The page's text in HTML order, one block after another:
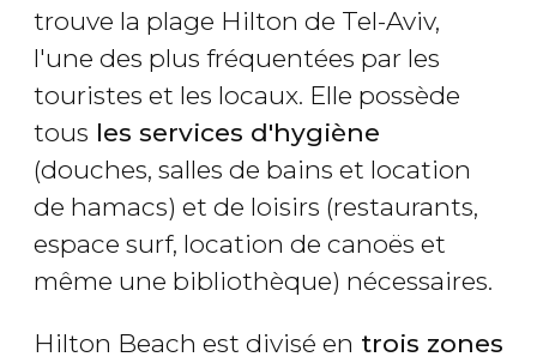
trouve la plage Hilton de Tel-Aviv,
l'une des plus fréquentées par les
touristes et les locaux. Elle possède
tous les services d'hygiène
(douches, salles de bains et location
de hamacs) et de loisirs (restaurants,
espace surf, location de canoës et
même une bibliothèque) nécessaires.
Hilton Beach est divisé en trois zones